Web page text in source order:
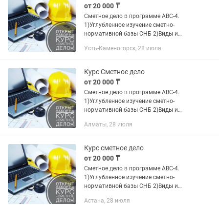
от 20 000 ₸
Сметное дело в программе АВС-4.
1)Углубленное изучение сметно-
нормативной базы СНБ 2)Виды и
и структура сметной стоимости.
Усть-Каменогорск, 28 июля
Курс Сметное дело
от 20 000 ₸
Сметное дело в программе АВС-4.
1)Углубленное изучение сметно-
нормативной базы СНБ 2)Виды и
и структура сметной стоимости.
Алматы, 28 июля
Курс сметное дело
от 20 000 ₸
Сметное дело в программе АВС-4.
1)Углубленное изучение сметно-
нормативной базы СНБ 2)Виды и
и структура сметной стоимости.
Астана, 28 июля